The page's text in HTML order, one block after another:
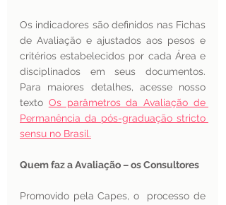
Os indicadores são definidos nas Fichas
de Avaliação e ajustados aos pesos e
critérios estabelecidos por cada Área e
disciplinados em seus documentos.
Para maiores detalhes, acesse nosso
texto Os parâmetros da Avaliação de
Permanência da pós-graduação stricto
sensu no Brasil.
Quem faz a Avaliação – os Consultores
Promovido pela Capes, o  processo de